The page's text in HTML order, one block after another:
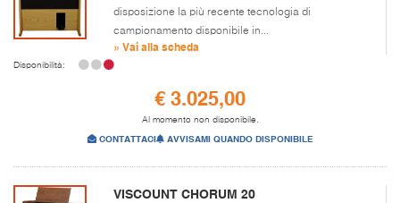
disposizione la più recente tecnologia di
campionamento disponibile in...
» Vai alla scheda
Disponibilità:
€ 3.025,00
Al momento non disponibile.
CONTATTACI AVVISAMI QUANDO DISPONIBILE
VISCOUNT CHORUM 20